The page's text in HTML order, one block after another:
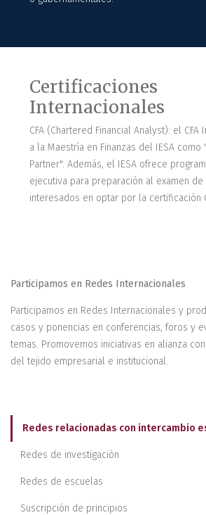
Certificaciones
Internacionales
CFA (Chartered Financial Analyst): el
a la Maestría en Finanzas del IESA como
Partner". Además, el IESA ofrece
ejecutiva para preparación al examen
interesados en optar por la certificación
Participamos en Redes Internacionales
Participamos en Redes Internacionales y
casos y ponencias en conferencias, foros y
temas. Promovemos iniciativas en alianza
del tejido empresarial e institucional.
Redes relacionadas con intercambio
Redes de investigación
Redes de escuelas
Suscripción de principios